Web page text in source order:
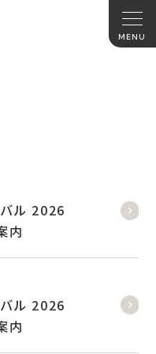
ル 2026
内
ル 2026
内